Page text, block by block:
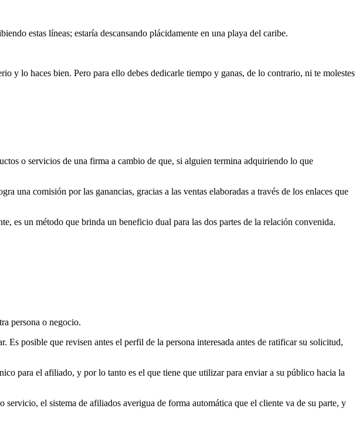
estas líneas; estaría descansando plácidamente en una playa del caribe.
y lo haces bien. Pero para ello debes dedicarle tiempo y ganas, de lo contrario, ni te molestes
o servicios de una firma a cambio de que, si alguien termina adquiriendo lo que
una comisión por las ganancias, gracias a las ventas elaboradas a través de los enlaces que
es un método que brinda un beneficio dual para las dos partes de la relación convenida.
persona o negocio.
posible que revisen antes el perfil de la persona interesada antes de ratificar su solicitud,
para el afiliado, y por lo tanto es el que tiene que utilizar para enviar a su público hacia la
el sistema de afiliados averigua de forma automática que el cliente va de su parte, y